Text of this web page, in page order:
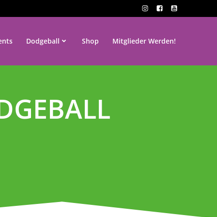
Dodgeball Shop Mitglieder Werden!